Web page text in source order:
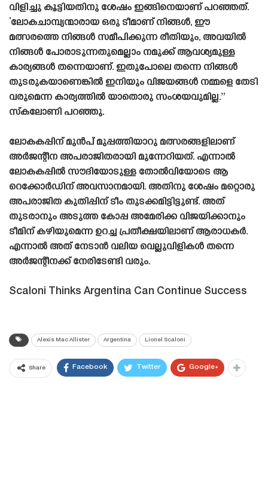
വിളിച്ചു കൂട്ടിയതിനു ശേഷം ഇങ്ങിനെയാണ്‌ പറഞ്ഞത്.
‘ലോകചാമ്പ്യന്മാരായ ഒരു ടീമാണ് നിങ്ങൾ, ഈ
മത്സരത്തെ നിങ്ങൾ സമീപിക്കുന്ന രീതിയും, അവയിൽ
നിങ്ങൾ പോരാടുന്നതുമെല്ലാം നമുക്ക് ആവശ്യമുള്ള
കാര്യങ്ങൾ തന്നെയാണ്. ഇതുപോലെ തന്നെ നിങ്ങൾ
തുടരുകയാണെങ്കിൽ ഇനിയും വിജയങ്ങൾ നമ്മളെ തേടി
വരുമെന്ന കാര്യത്തിൽ യാതൊരു സംശയവുമില്ല.”
സ്‌കലോണി പറഞ്ഞു.
ലോകകപ്പിന് മുൻപ് മുപ്പത്തിയാറു മത്സരങ്ങളിലാണ്
അർജന്റീന അപരാജിതരായി മുന്നേറിയത്. എന്നാൽ
ലോകകപ്പിൽ സൗദിയോടുള്ള തോൽവിയോടെ ആ
റെക്കോർഡിന് അവസാനമായി. അതിനു ശേഷം മറ്റൊരു
അപരാജിത കുതിപ്പിന് ടീം തുടക്കമിട്ടിട്ടുണ്ട്. അത്
തുടരാനും അടുത്ത കോപ്പ അമേരിക്ക വിജയിക്കാനും
ടീമിന് കഴിയുമെന്ന ഉറച്ച പ്രതീക്ഷയിലാണ് ആരാധകർ.
എന്നാൽ അത് നേടാൻ വലിയ വെല്ലുവിളികൾ തന്നെ
അർജന്റീനക്ക് നേരിടേണ്ടി വരും.
Scaloni Thinks Argentina Can Continue Success
Alexis Mac Allister Argentina Lionel Scaloni
Share Facebook Twitter Google+